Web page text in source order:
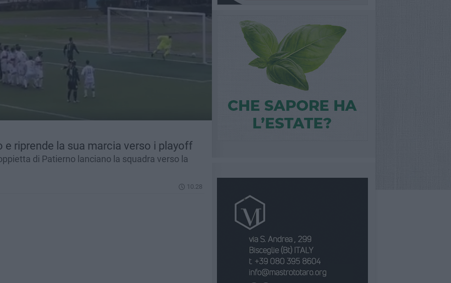
riprende la sua marcia verso i playoff
di Patierno lanciano la squadra verso la
10.28